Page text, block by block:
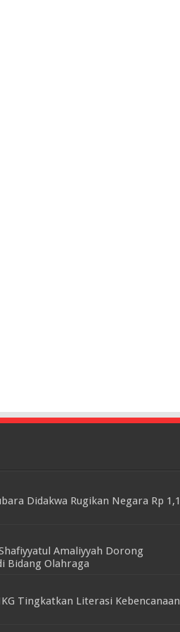
Didakwa Rugikan Negara Rp 1,1
Amaliyyah Dorong
Bidang Olahraga
Tingkatkan Literasi Kebencanaan